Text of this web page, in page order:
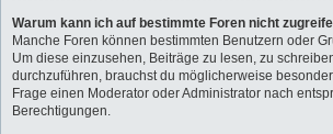
Warum kann ich auf bestimmte Foren nicht
Manche Foren können bestimmten Benutzern oder
Um diese einzusehen, Beiträge zu lesen, zu
durchzuführen, brauchst du möglicherweise
Frage einen Moderator oder Administrator nach
Berechtigungen.